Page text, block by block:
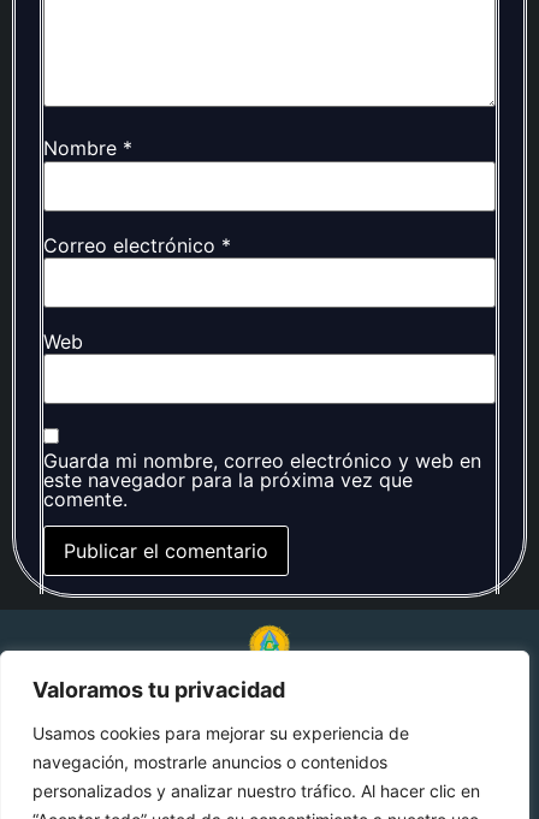
Valoramos tu privacidad
Usamos cookies para mejorar su experiencia de
navegación, mostrarle anuncios o contenidos
personalizados y analizar nuestro tráfico. Al hacer clic en
Nombre *
Correo electrónico *
Web
Guarda mi nombre, correo electrónico y web en
este navegador para la próxima vez que
comente.
© 2024 Alquimia Genética. Todos los derechos
reservados.
Aviso de privacidad